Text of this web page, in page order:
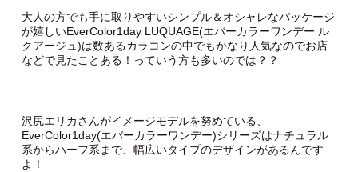
大人の方でも手に取りやすいシンプル＆オシャレなパッケージ
が嬉しいEverColor1day LUQUAGE(エバーカラーワンデー ル
クアージュ)は数あるカラコンの中でもかなり人気なのでお店
などで見たことある！っていう方も多いのでは？？
沢尻エリカさんがイメージモデルを努めている、
EverColor1day(エバーカラーワンデー)シリーズはナチュラル
系からハーフ系まで、幅広いタイプのデザインがあるんです
よ！